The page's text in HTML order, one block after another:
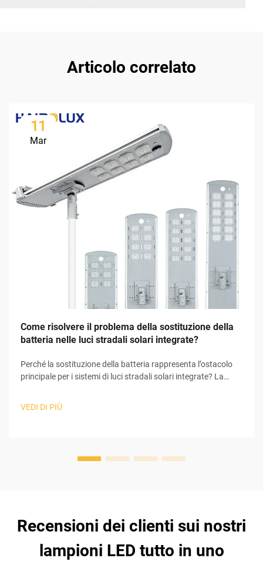
Articolo correlato
11
Mar
Come risolvere il problema della sostituzione della
batteria nelle luci stradali solari integrate?
Perché la sostituzione della batteria rappresenta l’ostacolo
principale per i sistemi di luci stradali solari integrate? La
nell’intero sistema di luci stradali solari integrate. I sistemi di
VEDI DI PIÙ
Recensioni dei clienti sui nostri
lampioni LED tutto in uno